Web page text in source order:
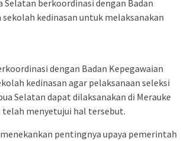
Selatan berkoordinasi dengan Badan
kedinasan untuk melaksanakan
dengan Badan Kepegawaian
kedinasan agar pelaksanaan seleksi
Selatan dapat dilaksanakan di Merauke
telah menyetujui hal tersebut.
pentingnya upaya pemerintah